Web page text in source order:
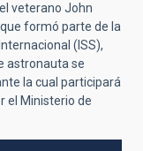
veterano John
formó parte de la
(ISS),
astronauta se
la cual participará
el Ministerio de